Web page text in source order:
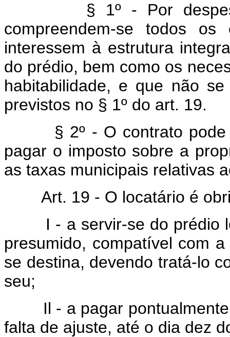
§ 1º - Por despesas
compreendem-se todos
interessem à estrutura
do prédio, bem como os
habitabilidade, e que não
previstos no § 1º do art. 19.
§ 2º - O contrato pode
pagar o imposto sobre a
as taxas municipais relativas
Art. 19 - O locatário é
I - a servir-se do prédio
presumido, compatível com
se destina, devendo tratá-lo
seu;
Il - a pagar pontualmente
falta de ajuste, até o dia dez